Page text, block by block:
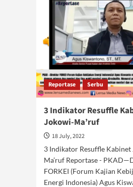
Reportase Serbu
3 Indikator Resuffle
Jokowi-Ma’ruf
18 July, 2022
3 Indikator Resuffle
Ma’ruf Reportase -
FORKEI (Forum Kajian
Energi Indonesia) Agus